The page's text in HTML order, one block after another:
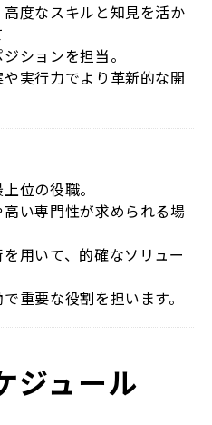
度なスキルと知見を活か
ションを担当。
実行力でより革新的な開
位の役職。
い専門性が求められる場
用いて、的確なソリュー
重要な役割を担います。
ジュール